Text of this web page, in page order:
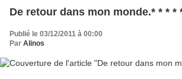
De retour dans mon monde.* * * *
Publié le 03/12/2011 à 00:00
Par Alinos